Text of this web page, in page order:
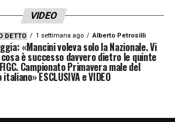
VIDEO
DETTO 1 settimana ago Alberto Petrosilli
«Mancini voleva solo la Nazionale. Vi
è successo davvero dietro le quinte
Campionato Primavera male del
ESCLUSIVA e VIDEO